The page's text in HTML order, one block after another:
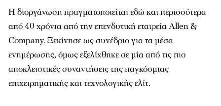
Η διοργάνωση πραγματοποιείται εδώ και περισσότερα
από 40 χρόνια από την επενδυτική εταιρεία Allen &
Company. Ξεκίνησε ως συνέδριο για τα μέσα
ενημέρωσης, όμως εξελίχθηκε σε μία από τις πιο
αποκλειστικές συναντήσεις της παγκόσμιας
επιχειρηματικής και τεχνολογικής ελίτ.